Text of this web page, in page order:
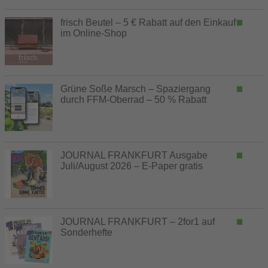
frisch Beutel – 5 € Rabatt auf den Einkauf
im Online-Shop
Grüne Soße Marsch – Spaziergang
durch FFM-Oberrad – 50 % Rabatt
JOURNAL FRANKFURT Ausgabe
Juli/August 2026 – E-Paper gratis
JOURNAL FRANKFURT – 2for1 auf
Sonderhefte